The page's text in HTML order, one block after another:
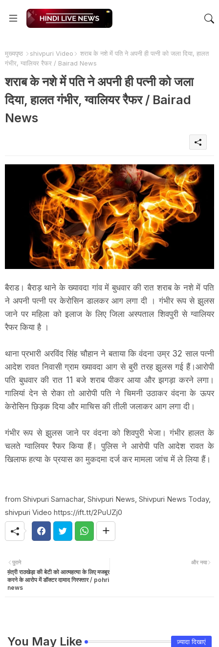
मुख्यपृष्ठ shivpuri Video
शराब के नशे में पति ने अपनी ही पत्नी को जला दिया, हालत
गंभीर, ग्वालियर रैफर / Bairad News
शराब के नशे में पति ने अपनी ही पत्नी को जला
दिया, हालत गंभीर, ग्वालियर रैफर / Bairad
News
बैराड। बैराड़ थाने के ख्यावदा गांव में बुधवार की रात शराब के नशे में पति
ने अपनी पत्नी पर केरोसिन डालकर आग लगा दी । गंभीर रूप से झुलस
जाने पर महिला को इलाज के लिए जिला अस्पताल शिवपुरी से ग्वालियर
रैफर किया है ।
थाना प्रभारी अरविंद सिंह चौहान ने बताया कि वंदना उम्र 32 साल पत्नी
आदेश रावत निवासी ग्राम ख्यावदा आग से बुरी तरह झुलस गई हैं।आरोपी
पति बुधवार की रात 11 बजे शराब पीकर आया और झगड़ा करने लगा।
गालियां देन से रोका तो आरोपी पति ने चिमनी उठाकर वंदना के ऊपर
केरोसिन छिड़क दिया और माचिस की तीली जलाकर आग लगा दी।
गंभीर रूप से झुलस जाने पर वंदना को शिवपुरी भेजा। गंभीर हालत के
चलते ग्वालियर रैफर किया हैं। पुलिस ने आरोपी पति आदेश रावत के
खिलाफ हत्या के प्रयास का मुकदमा दर्ज कर मामला जांच में ले लिया हैं।
from Shivpuri Samachar, Shivpuri News, Shivpuri News Today,
shivpuri Video https://ift.tt/2PuUZj0
और नया
पुराने
म़ंत्री राठखेड़ा की बेटी को आत्महत्या के लिए मजबूर
करने के आरोप में डॉक्टर दामाद गिरफ्तार / pohri
news
You May Like ज़्यादा दिखाएं